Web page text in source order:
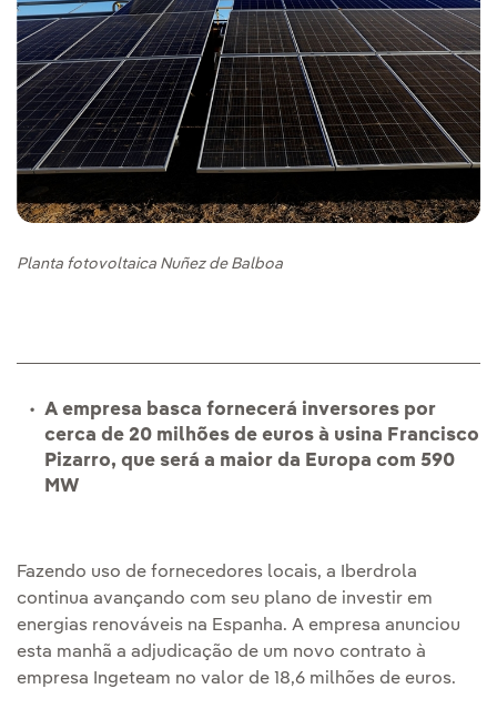
Planta fotovoltaica Nuñez de Balboa
A empresa basca fornecerá inversores por
cerca de 20 milhões de euros à usina Francisco
Pizarro, que será a maior da Europa com 590
MW
Fazendo uso de fornecedores locais, a Iberdrola
continua avançando com seu plano de investir em
energias renováveis na Espanha. A empresa anunciou
esta manhã a adjudicação de um novo contrato à
empresa Ingeteam no valor de 18,6 milhões de euros.